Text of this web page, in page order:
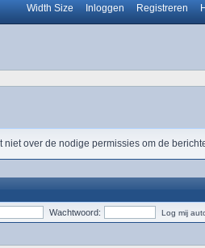
Width Size Inloggen Registreren
niet over de nodige permissies om de
Wachtwoord: Log mij